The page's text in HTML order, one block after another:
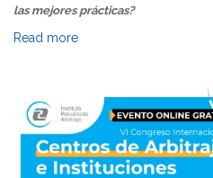
las mejores prácticas?
Read more